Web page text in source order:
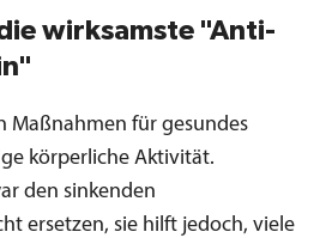
wirksamste "Anti-
Maßnahmen für gesundes
körperliche Aktivität.
den sinkenden
ersetzen, sie hilft jedoch, viele